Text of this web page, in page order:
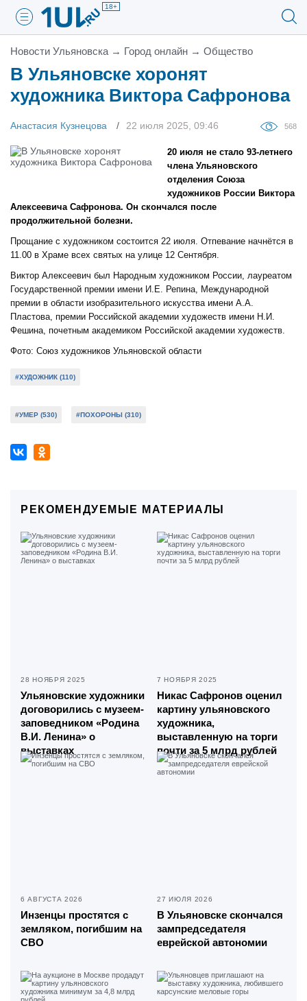
18+
Новости Ульяновска → Город онлайн → Общество
В Ульяновске хоронят
художника Виктора Сафронова
Анастасия Кузнецова 22 июля 2025, 09:46 568
20 июля не стало 93-летнего
члена Ульяновского
отделения Союза
художников России Виктора
Алексеевича Сафронова. Он скончался после
продолжительной болезни.
Прощание с художником состоится 22 июля. Отпевание начнётся в
11.00 в Храме всех святых на улице 12 Сентября.
Виктор Алексеевич был Народным художником России, лауреатом
Государственной премии имени И.Е. Репина, Международной
премии в области изобразительного искусства имени А.А.
Пластова, премии Российской академии художеств имени Н.И.
Фешина, почетным академиком Российской академии художеств.
Фото: Союз художников Ульяновской области
#ХУДОЖНИК (110)
#УМЕР (530) #ПОХОРОНЫ (310)
РЕКОМЕНДУЕМЫЕ МАТЕРИАЛЫ
28 НОЯБРЯ 2025
Ульяновские художники
договорились с музеем-
заповедником «Родина
В.И. Ленина» о
выставках
7 НОЯБРЯ 2025
Никас Сафронов оценил
картину ульяновского
художника,
выставленную на торги
почти за 5 млрд рублей
6 АВГУСТА 2026
Инзенцы простятся с
земляком, погибшим на
СВО
27 ИЮЛЯ 2026
В Ульяновске скончался
зампредседателя
еврейской автономии